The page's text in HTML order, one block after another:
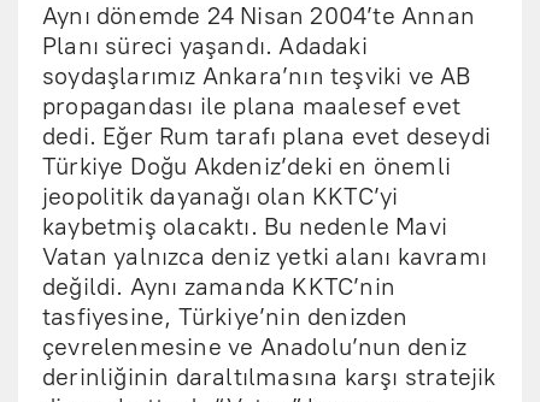
Aynı dönemde 24 Nisan 2004’te Annan
Planı süreci yaşandı. Adadaki
soydaşlarımız Ankara’nın teşviki ve AB
propagandası ile plana maalesef evet
dedi. Eğer Rum tarafı plana evet deseydi
Türkiye Doğu Akdeniz’deki en önemli
jeopolitik dayanağı olan KKTC’yi
kaybetmiş olacaktı. Bu nedenle Mavi
Vatan yalnızca deniz yetki alanı kavramı
değildi. Aynı zamanda KKTC’nin
tasfiyesine, Türkiye’nin denizden
çevrelenmesine ve Anadolu’nun deniz
derinliğinin daraltılmasına karşı stratejik